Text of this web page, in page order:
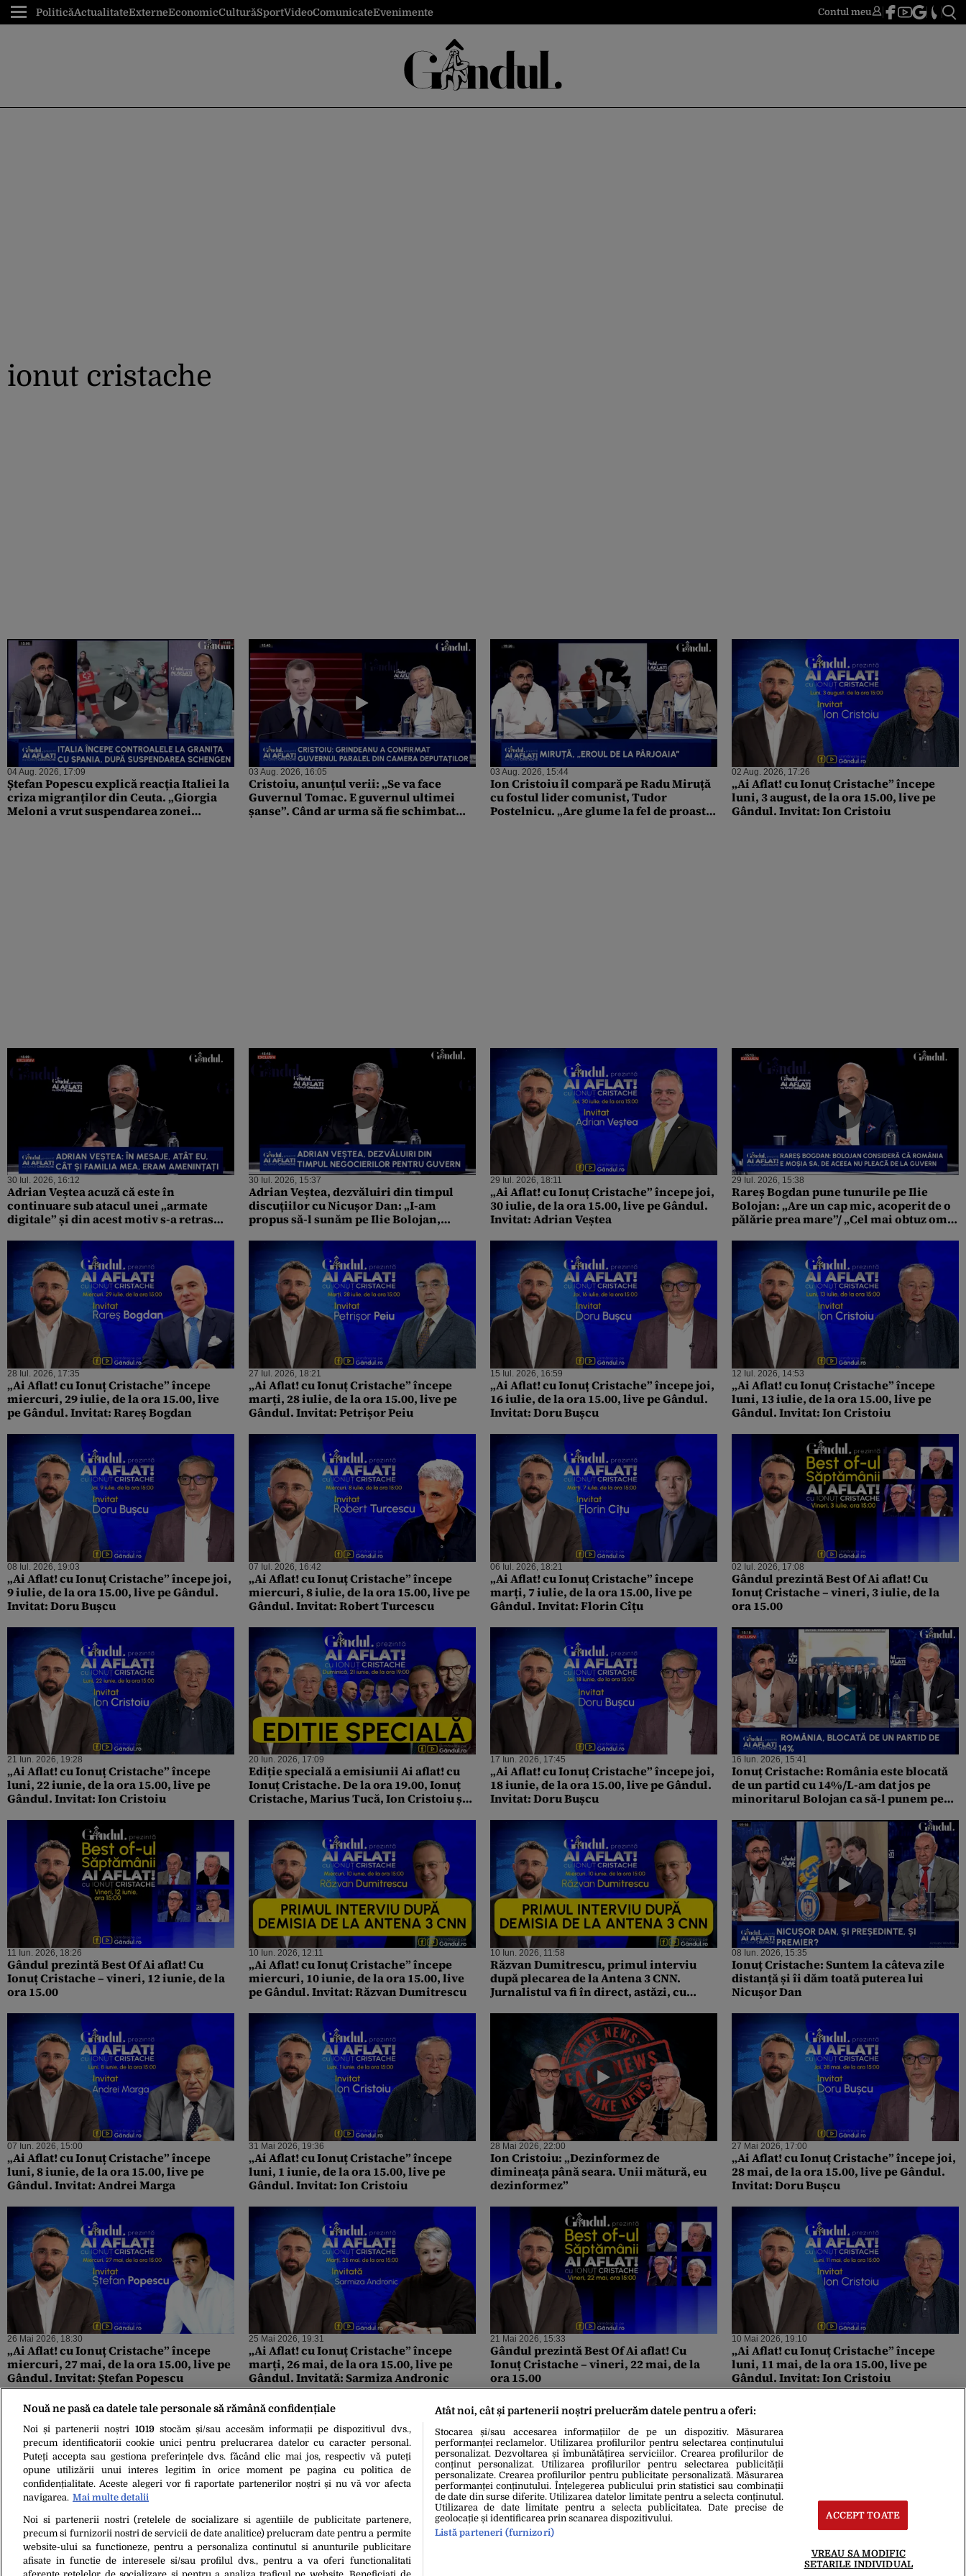
PoliticăActualitateExterneEconomicCulturăSportVideoComunicateEvenimente Contul meu
ionut cristache
04 Aug. 2026, 17:09
Ștefan Popescu explică reacția Italiei la
criza migranților din Ceuta. „Giorgia
Meloni a vrut suspendarea zonei
03 Aug. 2026, 16:05
Cristoiu, anunțul verii: „Se va face
Guvernul Tomac. E guvernul ultimei
șanse”. Când ar urma să fie schimbat
03 Aug. 2026, 15:44
Ion Cristoiu îl compară pe Radu Miruță
cu fostul lider comunist, Tudor
Postelnicu. „Are glume la fel de proaste
02 Aug. 2026, 17:26
„Ai Aflat! cu Ionuț Cristache” începe
luni, 3 august, de la ora 15.00, live pe
Gândul. Invitat: Ion Cristoiu
30 Iul. 2026, 16:12
Adrian Veștea acuză că este în
continuare sub atacul unei „armate
digitale” și din acest motiv s-a retras
picat la vot: „Familia mea a fost
tensionată, instituțiile vor trebui să ia
măsuri. / Sunt zeci de mii de mesaje de
amenințare
30 Iul. 2026, 15:37
Adrian Veștea, dezvăluiri din timpul
discuțiilor cu Nicușor Dan: „I-am
propus să-l sunăm pe Ilie Bolojan,
nominalizare, nu a mai răspuns
29 Iul. 2026, 18:11
„Ai Aflat! cu Ionuț Cristache” începe joi,
30 iulie, de la ora 15.00, live pe Gândul.
Invitat: Adrian Veștea
29 Iul. 2026, 15:38
Rareș Bogdan pune tunurile pe Ilie
Bolojan: „Are un cap mic, acoperit de o
pălărie prea mare”/ „Cel mai obtuz om
toate”/ „Consideră că România e tarlaua
sa”/ „A înghițit cheia de la Palatul
Victoria”
28 Iul. 2026, 17:35
„Ai Aflat! cu Ionuț Cristache” începe
miercuri, 29 iulie, de la ora 15.00, live
pe Gândul. Invitat: Rareș Bogdan
27 Iul. 2026, 18:21
„Ai Aflat! cu Ionuț Cristache” începe
marți, 28 iulie, de la ora 15.00, live pe
Gândul. Invitat: Petrișor Peiu
15 Iul. 2026, 16:59
„Ai Aflat! cu Ionuț Cristache” începe joi,
16 iulie, de la ora 15.00, live pe Gândul.
Invitat: Doru Bușcu
12 Iul. 2026, 14:53
„Ai Aflat! cu Ionuț Cristache” începe
luni, 13 iulie, de la ora 15.00, live pe
Gândul. Invitat: Ion Cristoiu
08 Iul. 2026, 19:03
„Ai Aflat! cu Ionuț Cristache” începe joi,
9 iulie, de la ora 15.00, live pe Gândul.
Invitat: Doru Bușcu
07 Iul. 2026, 16:42
„Ai Aflat! cu Ionuț Cristache” începe
miercuri, 8 iulie, de la ora 15.00, live pe
Gândul. Invitat: Robert Turcescu
06 Iul. 2026, 18:21
„Ai Aflat! cu Ionuț Cristache” începe
marți, 7 iulie, de la ora 15.00, live pe
Gândul. Invitat: Florin Cîțu
02 Iul. 2026, 17:08
Gândul prezintă Best Of Ai aflat! Cu
Ionuț Cristache – vineri, 3 iulie, de la
ora 15.00
21 Iun. 2026, 19:28
„Ai Aflat! cu Ionuț Cristache” începe
luni, 22 iunie, de la ora 15.00, live pe
Gândul. Invitat: Ion Cristoiu
20 Iun. 2026, 17:09
Ediție specială a emisiunii Ai aflat! cu
Ionuț Cristache. De la ora 19.00, Ionuț
Cristache, Marius Tucă, Ion Cristoiu și
decisivă pentru susținerea guvernului
Adrian Veştea
17 Iun. 2026, 17:45
„Ai Aflat! cu Ionuț Cristache” începe joi,
18 iunie, de la ora 15.00, live pe Gândul.
Invitat: Doru Bușcu
16 Iun. 2026, 15:41
Ionuț Cristache: România este blocată
de un partid cu 14%/L-am dat jos pe
minoritarul Bolojan ca să-l punem pe
11 Iun. 2026, 18:26
Gândul prezintă Best Of Ai aflat! Cu
Ionuț Cristache – vineri, 12 iunie, de la
ora 15.00
10 Iun. 2026, 12:11
„Ai Aflat! cu Ionuț Cristache” începe
miercuri, 10 iunie, de la ora 15.00, live
pe Gândul. Invitat: Răzvan Dumitrescu
10 Iun. 2026, 11:58
Răzvan Dumitrescu, primul interviu
după plecarea de la Antena 3 CNN.
Jurnalistul va fi în direct, astăzi, cu
08 Iun. 2026, 15:35
Ionuț Cristache: Suntem la câteva zile
distanță și îi dăm toată puterea lui
Nicușor Dan
07 Iun. 2026, 15:00
„Ai Aflat! cu Ionuț Cristache” începe
luni, 8 iunie, de la ora 15.00, live pe
Gândul. Invitat: Andrei Marga
31 Mai 2026, 19:36
„Ai Aflat! cu Ionuț Cristache” începe
luni, 1 iunie, de la ora 15.00, live pe
Gândul. Invitat: Ion Cristoiu
28 Mai 2026, 22:00
Ion Cristoiu: „Dezinformez de
dimineața până seara. Unii mătură, eu
dezinformez”
27 Mai 2026, 17:00
„Ai Aflat! cu Ionuț Cristache” începe joi,
28 mai, de la ora 15.00, live pe Gândul.
Invitat: Doru Bușcu
26 Mai 2026, 18:30
„Ai Aflat! cu Ionuț Cristache” începe
miercuri, 27 mai, de la ora 15.00, live pe
Gândul. Invitat: Ștefan Popescu
25 Mai 2026, 19:31
„Ai Aflat! cu Ionuț Cristache” începe
marți, 26 mai, de la ora 15.00, live pe
Gândul. Invitată: Sarmiza Andronic
21 Mai 2026, 15:33
Gândul prezintă Best Of Ai aflat! Cu
Ionuț Cristache – vineri, 22 mai, de la
ora 15.00
10 Mai 2026, 19:10
„Ai Aflat! cu Ionuț Cristache” începe
luni, 11 mai, de la ora 15.00, live pe
Gândul. Invitat: Ion Cristoiu
09 Mai 2026, 09:30
Ionuț Cristache: „Ar trebui să vorbim
deschis și despre suspendarea lui
Nicușor Dan. Spiritul lui democratic e
Nouă ne pasă ca datele tale personale să rămână confidențiale
Noi și partenerii noștri 1019stocăm și/sau accesăm informații pe dispozitivul dvs.,
precum identificatorii cookie unici pentru prelucrarea datelor cu caracter personal.
Puteți accepta sau gestiona preferințele dvs. făcând clic mai jos, respectiv vă puteți
opune utilizării unui interes legitim în orice moment pe pagina cu politica de
confidențialitate. Aceste alegeri vor fi raportate partenerilor noștri și nu vă vor afecta
navigarea. Mai multe detalii
Noi si partenerii nostri (retelele de socializare si agentiile de publicitate partenere,
precum si furnizorii nostri de servicii de date analitice) prelucram date pentru a permite
website-ului sa functioneze, pentru a personaliza continutul si anunturile publicitare
afisate in functie de interesele si/sau profilul dvs., pentru a va oferi functionalitati
Atât noi, cât și partenerii noștri prelucrăm datele pentru a oferi:
Stocarea și/sau accesarea informațiilor de pe un dispozitiv. Măsurarea
performanței reclamelor. Utilizarea profilurilor pentru selectarea conținutului
personalizat. Dezvoltarea și îmbunătățirea serviciilor. Crearea profilurilor de
conținut personalizat. Utilizarea profilurilor pentru selectarea publicității
personalizate. Crearea profilurilor pentru publicitate personalizată. Măsurarea
performanței conținutului. Înțelegerea publicului prin statistici sau combinații
de date din surse diferite. Utilizarea datelor limitate pentru a selecta conținutul.
Utilizarea de date limitate pentru a selecta publicitatea. Date precise de
geolocație și identificarea prin scanarea dispozitivului.
Listă parteneri (furnizori)
ACCEPT TOATE
VREAU SA MODIFIC
SETARILE INDIVIDUAL